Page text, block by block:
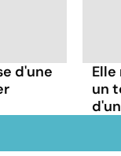
d'une
un